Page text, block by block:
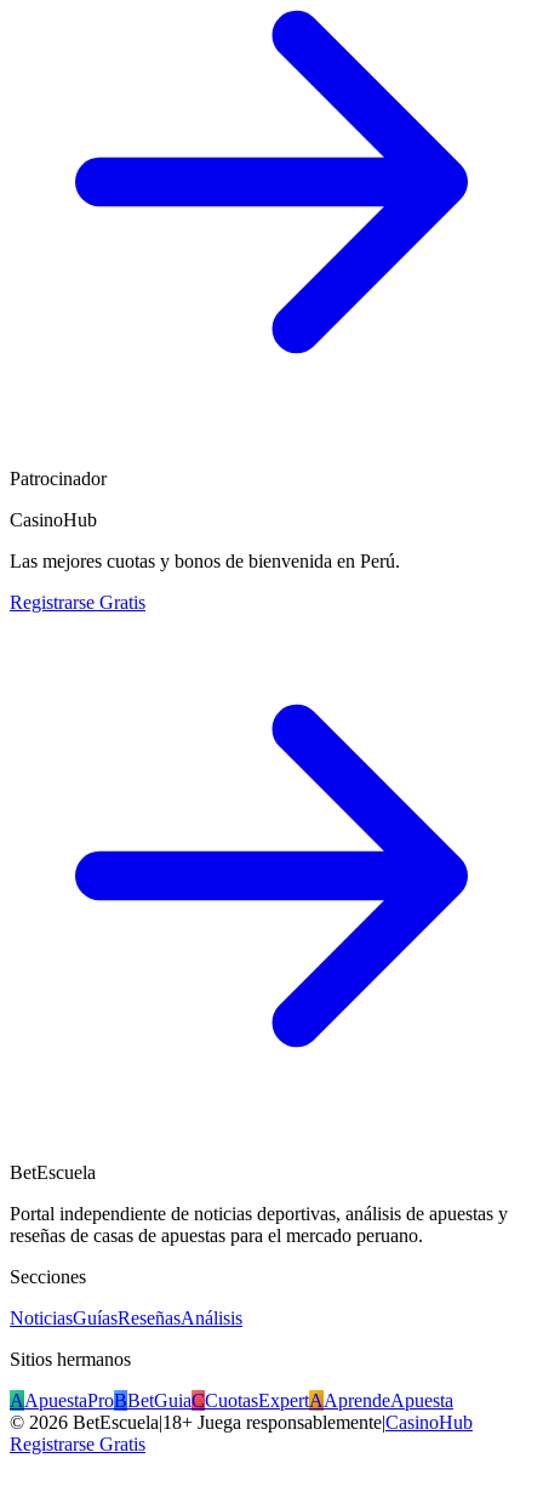
Patrocinador
CasinoHub
Las mejores cuotas y bonos de bienvenida en Perú.
Registrarse Gratis
BetEscuela
Portal independiente de noticias deportivas, análisis de apuestas y
reseñas de casas de apuestas para el mercado peruano.
Secciones
NoticiasGuíasReseñasAnálisis
Sitios hermanos
AApuestaProBBetGuiaCCuotasExpertAAprendeApuesta
© 2026 BetEscuela|18+ Juega responsablemente|CasinoHub
Registrarse Gratis